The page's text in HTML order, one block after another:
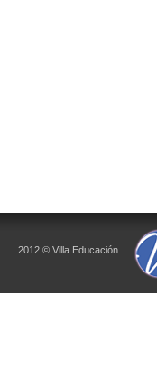
2012 © Villa Educación